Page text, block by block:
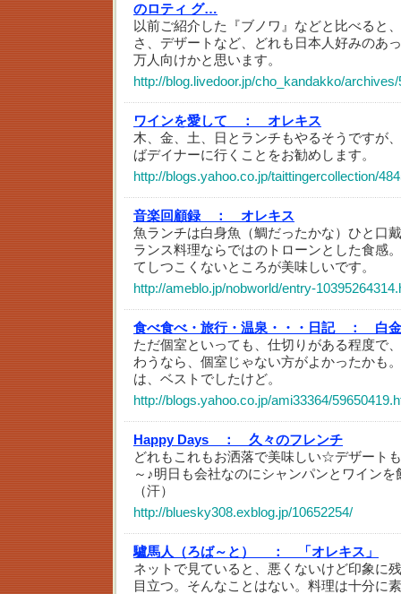
のロティ グ…
以前ご紹介した『ブノワ』などと比べると
さ、デザートなど、どれも日本人好みのあ
万人向けかと思います。
http://blog.livedoor.jp/cho_kandakko/
ワインを愛して ：
オレキス
木、金、土、日とランチもやるそうですが
ばデイナーに行くことをお勧めします。
http://blogs.yahoo.co.jp/taittingercollection/
音楽回顧録 ：
オレキス
魚ランチは白身魚（鯛だったかな）ひと口
ランス料理ならではのトローンとした食感
てしつこくないところが美味しいです。
http://ameblo.jp/nobworld/entry-
食べ食べ・旅行・温泉・・・日記 ：
白
ただ個室といっても、仕切りがある程度で
わうなら、個室じゃない方がよかったかも
は、ベストでしたけど。
http://blogs.yahoo.co.jp/ami33364/
Happy Days ：
久々のフレンチ
どれもこれもお洒落で美味しい☆デザート
～♪明日も会社なのにシャンパンとワイン
（汗）
http://bluesky308.exblog.jp/10652254/
驢馬人（ろば～と） ：
「オレキス」
ネットで見ていると、悪くないけど印象に
目立つ。そんなことはない。料理は十分に